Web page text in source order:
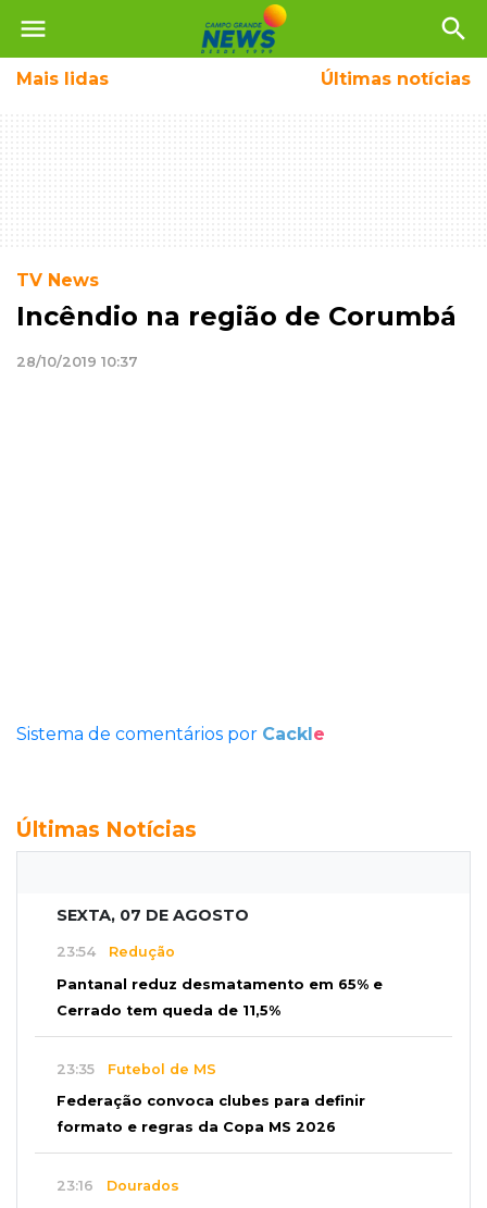
menu search
Mais lidas Últimas notícias
TV News
Incêndio na região de Corumbá
28/10/2019 10:37
Sistema de comentários por Cackle
Últimas Notícias
SEXTA, 07 DE AGOSTO
23:54 Redução
Pantanal reduz desmatamento em 65% e
Cerrado tem queda de 11,5%
23:35 Futebol de MS
Federação convoca clubes para definir
formato e regras da Copa MS 2026
23:16 Dourados